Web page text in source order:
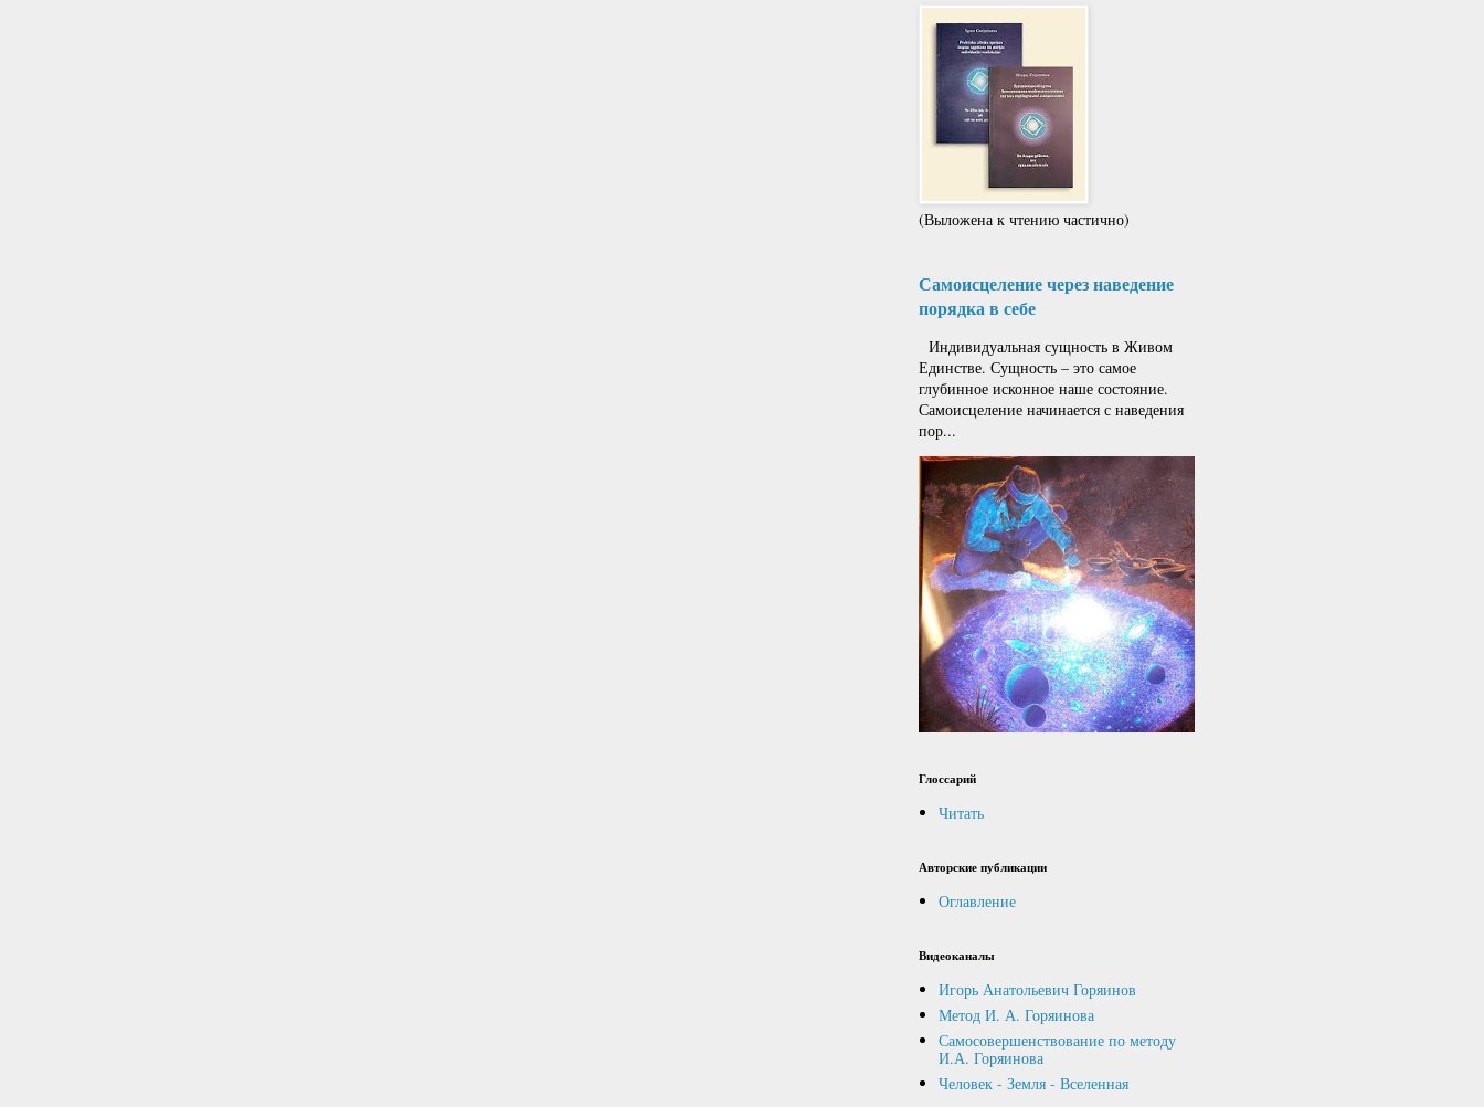
(Выложена к чтению частично)
Самоисцеление через наведение
порядка в себе
Индивидуальная сущность в Живом
Единстве. Сущность – это самое
глубинное исконное наше состояние.
Самоисцеление начинается с наведения
пор...
Глоссарий
Читать
Авторские публикации
Оглавление
Видеоканалы
Игорь Анатольевич Горяинов
Метод И. А. Горяинова
Самосовершенствование по методу
И.А. Горяинова
Человек - Земля - Вселенная